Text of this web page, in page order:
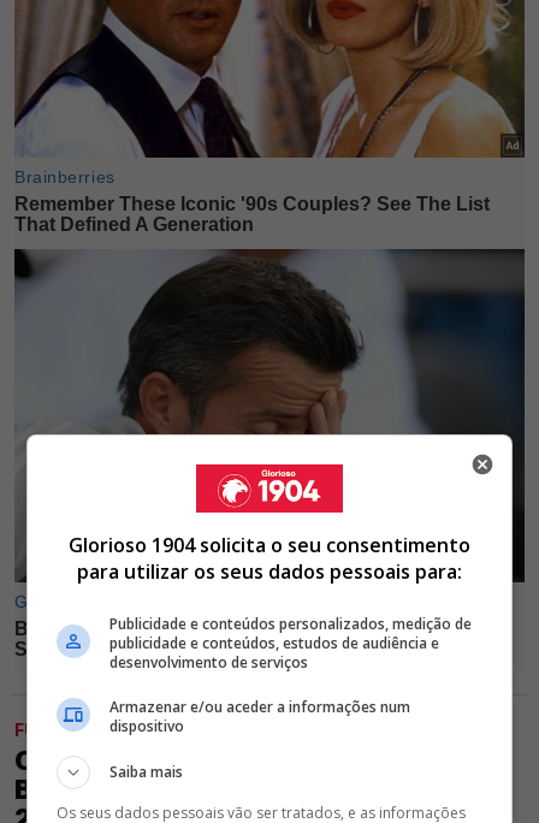
FUTEBOL
OFICIAL! DEFESA CENTRAL DO
BENFICA RENOVA CONTRATO ATÉ
Glorioso 1904 solicita o seu consentimento
para utilizar os seus dados pessoais para:
Publicidade e conteúdos personalizados, medição de
publicidade e conteúdos, estudos de audiência e
desenvolvimento de serviços
Armazenar e/ou aceder a informações num
dispositivo
Saiba mais
Os seus dados pessoais vão ser tratados, e as informações